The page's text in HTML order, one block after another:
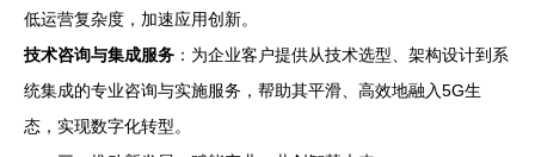
低运营复杂度，加速应用创新。
技术咨询与集成服务 ：为企业客户提供从技术选型、架构设计到系
统集成的专业咨询与实施服务，帮助其平滑、高效地融入5G生
态，实现数字化转型。